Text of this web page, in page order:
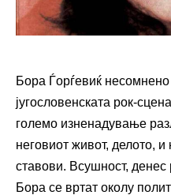
Бора Ѓорѓевиќ
југословенската рок-
големо изненадување
неговиот живот, делото, и
ставови. Всушност, денес
Бора се вртат околу